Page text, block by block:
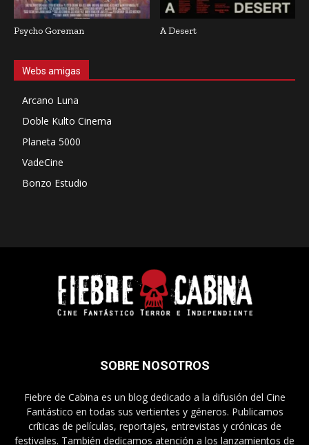
Psycho Goreman A Desert
Webs amigas
Arcano Luna
Doble Kulto Cinema
Planeta 5000
VadeCine
Bonzo Estudio
SOBRE NOSOTROS
Fiebre de Cabina es un blog dedicado a la difusión del Cine
Fantástico en todas sus vertientes y géneros. Publicamos
críticas de películas, reportajes, entrevistas y crónicas de
festivales. También dedicamos atención a los lanzamientos de